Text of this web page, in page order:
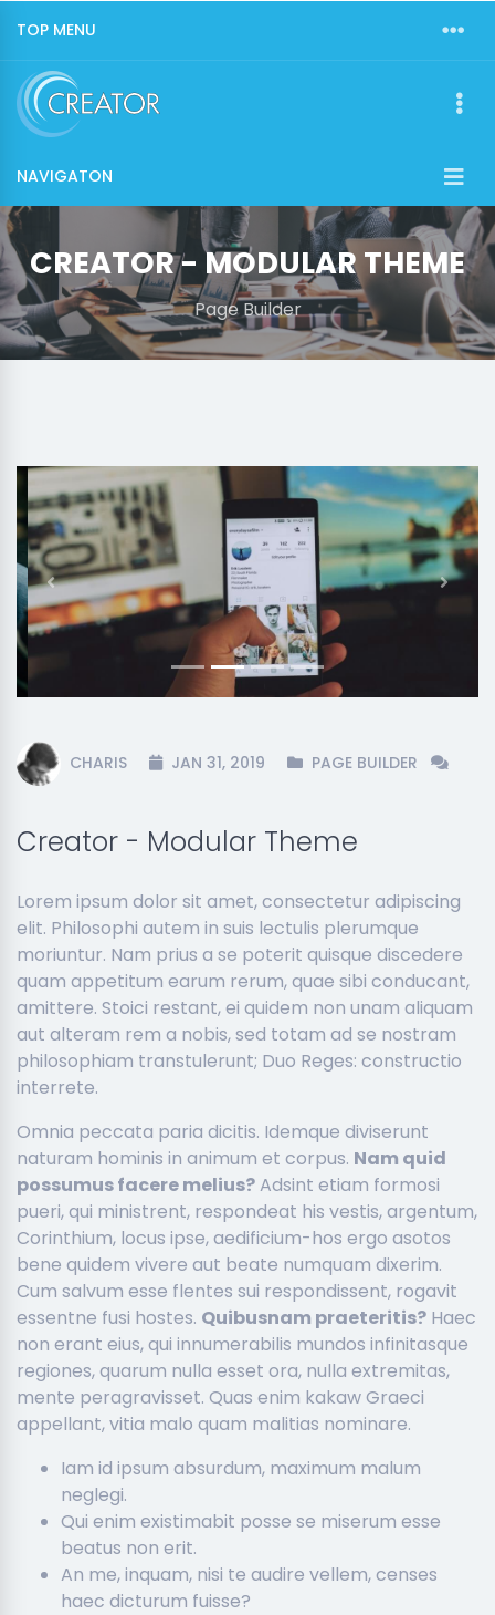
TOP MENU
NAVIGATON
CREATOR - MODULAR THEME
Page Builder
Previous Next
CHARIS JAN 31, 2019 PAGE BUILDER
Creator - Modular Theme
Lorem ipsum dolor sit amet, consectetur adipiscing
elit. Philosophi autem in suis lectulis plerumque
moriuntur. Nam prius a se poterit quisque discedere
quam appetitum earum rerum, quae sibi conducant,
amittere. Stoici restant, ei quidem non unam aliquam
aut alteram rem a nobis, sed totam ad se nostram
philosophiam transtulerunt; Duo Reges: constructio
interrete.
Omnia peccata paria dicitis. Idemque diviserunt
naturam hominis in animum et corpus. Nam quid
possumus facere melius?Adsint etiam formosi
pueri, qui ministrent, respondeat his vestis, argentum,
Corinthium, locus ipse, aedificium-hos ergo asotos
bene quidem vivere aut beate numquam dixerim.
Cum salvum esse flentes sui respondissent, rogavit
essentne fusi hostes. Quibusnam praeteritis? Haec
non erant eius, qui innumerabilis mundos infinitasque
regiones, quarum nulla esset ora, nulla extremitas,
mente peragravisset. Quas enim kakaw Graeci
appellant, vitia malo quam malitias nominare.
Iam id ipsum absurdum, maximum malum
neglegi.
Qui enim existimabit posse se miserum esse
beatus non erit.
An me, inquam, nisi te audire vellem, censes
haec dicturum fuisse?